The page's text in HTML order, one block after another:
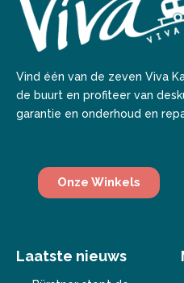
Vind één van de zeven Viva
de buurt en profiteer van
garantie en onderhoud en
Onze Winkels
Laatste nieuws